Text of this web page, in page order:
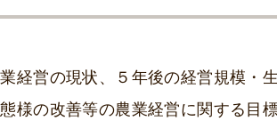
経営の現状、５年後の経営規模・
様の改善等の農業経営に関する目